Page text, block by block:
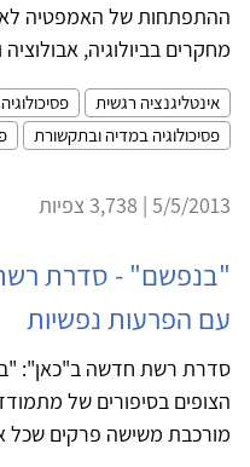
ההתפתחות של האמפטיה
מחקרים בביולוגיה, אבולוציה
אינטליגנציה רגשית
פסיכולוגיה במדיה ובתקשורת
5/5/2013 | 3,738 צפיות
"בנפשם" - סדרת
עם הפרעות נפשיות
סדרת רשת חדשה ב"כאן":
הצופים בסיפורים של
מורכבת משישה פרקים שכל